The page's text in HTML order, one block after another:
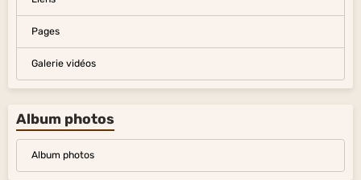
Pages
Galerie vidéos
Album photos
Album photos